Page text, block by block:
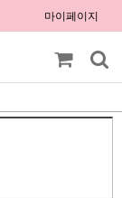
마이페이지